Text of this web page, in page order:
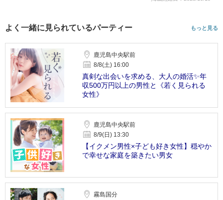
よく一緒に見られているパーティー もっと見る
鹿児島中央駅前
8/8(土) 16:00
真剣な出会いを求める、大人の婚活✨年
収500万円以上の男性と《若く見られる
女性》
鹿児島中央駅前
8/9(日) 13:30
【イクメン男性×子ども好き女性】穏やか
で幸せな家庭を築きたい男女
霧島国分